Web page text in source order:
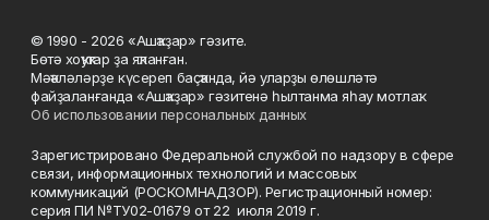
© 1990 - 2026 «Ашҡаҙар» гәзите.
Бөтә хоҡуҡтар ҙа яҡланған.
Мәҡәләләрҙе күсереп баҫҡанда, йә уларҙы өлөшләтә
файҙаланғанда «Ашҡаҙар» гәзитенә һылтанма яһау мотлаҡ.
Об использовании персональных данных
Зарегистрировано Федеральной службой по надзору в сфере
связи, информационных технологий и массовых
коммуникаций (РОСКОМНАДЗОР). Регистрационный номер:
серия ПИ №ТУ02-01679 от 22 июля 2019 г.